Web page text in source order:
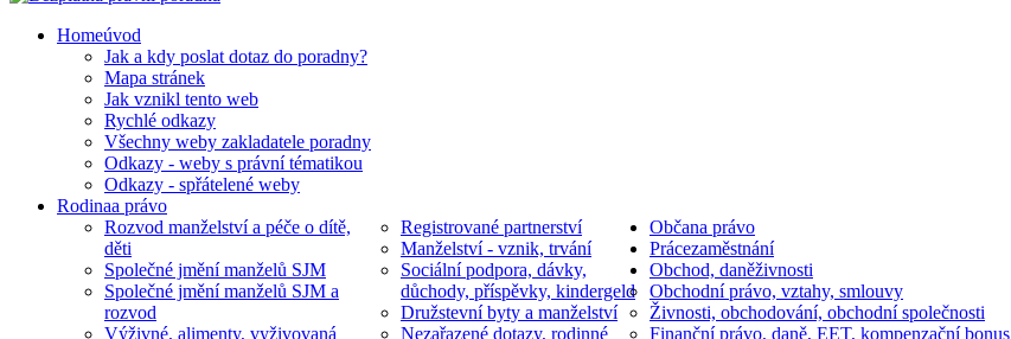
Homeúvod
Jak a kdy poslat dotaz do poradny?
Mapa stránek
Jak vznikl tento web
Rychlé odkazy
Všechny weby zakladatele poradny
Odkazy - weby s právní tématikou
Odkazy - spřátelené weby
Rodinaa právo
Rozvod manželství a péče o dítě,
děti
Společné jmění manželů SJM
Společné jmění manželů SJM a
rozvod
Výživné, alimenty, vyživovaná
Registrované partnerství
Manželství - vznik, trvání
Sociální podpora, dávky,
důchody, příspěvky, kindergeld
Družstevní byty a manželství
Nezařazené dotazy, rodinné
Občana právo
Prácezaměstnání
Obchod, daněživnosti
Obchodní právo, vztahy, smlouvy
Živnosti, obchodování, obchodní společnosti
Finanční právo, daně, EET, kompenzační bonus